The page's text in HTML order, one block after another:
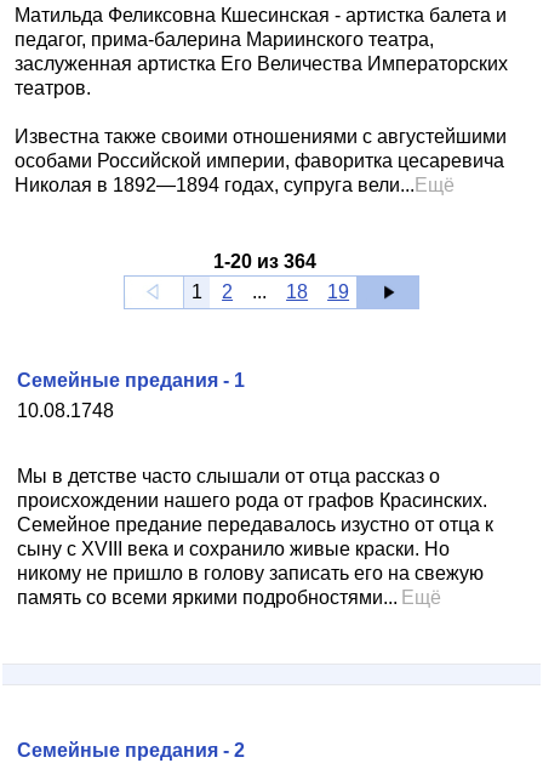
Матильда Феликсовна Кшесинская - артистка балета и
педагог, прима-балерина Мариинского театра,
заслуженная артистка Его Величества Императорских
театров.
Известна также своими отношениями с августейшими
особами Российской империи, фаворитка цесаревича
Николая в 1892—1894 годах, супруга вели... Ещё
1-20 из364
1
2 ... 18 19
10.08.1748
Семейные предания - 1
Мы в детстве часто слышали от отца рассказ о
происхождении нашего рода от графов Красинских.
Семейное предание передавалось изустно от отца к
сыну с XVIII века и сохранило живые краски. Но
никому не пришло в голову записать его на свежую
память со всеми яркими подробностями... Ещё
Семейные предания - 2